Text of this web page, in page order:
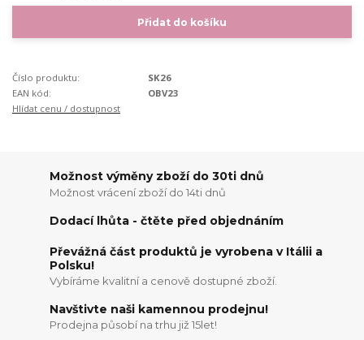
Přidat do košíku
Číslo produktu:
SK26
EAN kód:
OBV23
Hlídat cenu / dostupnost
Možnost výměny zboží do 30ti dnů
Možnost vrácení zboží do 14ti dnů
Dodací lhůta - čtěte před objednáním
Převážná část produktů je vyrobena v Itálii a
Polsku!
Vybíráme kvalitní a cenově dostupné zboží.
Navštivte naši kamennou prodejnu!
Prodejna působí na trhu již 15let!